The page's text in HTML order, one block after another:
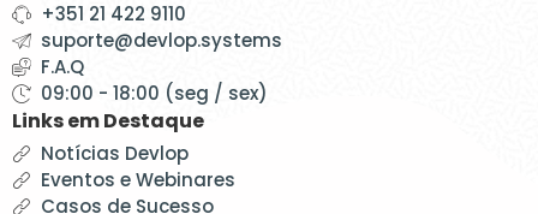
+351 21 422 9110
suporte@devlop.systems
F.A.Q
09:00 - 18:00 (seg / sex)
Links em Destaque
Notícias Devlop
Eventos e Webinares
Casos de Sucesso